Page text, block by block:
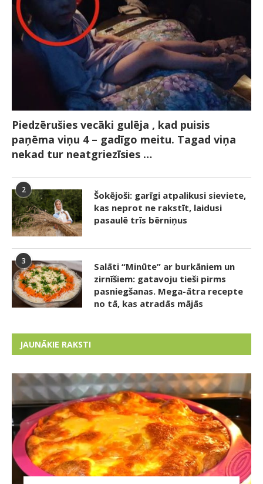
Piedzērušies vecāki gulēja , kad puisis
paņēma viņu 4 – gadīgo meitu. Tagad viņa
nekad tur neatgriezīsies …
2
Šokējoši: garīgi atpalikusi sieviete,
kas neprot ne rakstīt, laidusi
pasaulē trīs bērniņus
3
Salāti “Minūte” ar burkāniem un
zirnīšiem: gatavoju tieši pirms
pasniegšanas. Mega-ātra recepte
no tā, kas atradās mājās
JAUNĀKIE RAKSTI